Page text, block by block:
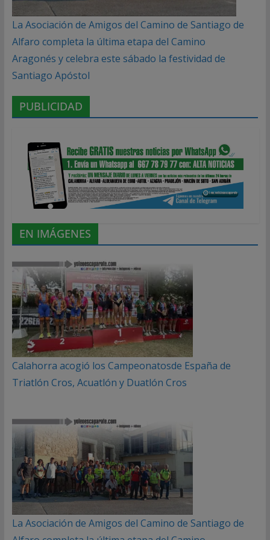
La Asociación de Amigos del Camino de Santiago de
Alfaro completa la última etapa del Camino
Aragonés y celebra este sábado la festividad de
Santiago Apóstol
PUBLICIDAD
EN IMÁGENES
Calahorra acogió los Campeonatosde España de
Triatlón Cros, Acuatlón y Duatlón Cros
La Asociación de Amigos del Camino de Santiago de